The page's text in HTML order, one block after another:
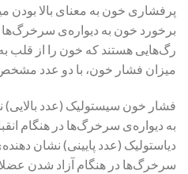
پرفشاری خون به معنای بالا بودن
برخورد خون به دیواره‌ی
رگ‌هایی هستند که خون را از قلب
میزان فشار خون، با دو عدد
فشار خون سیستولیک (عدد
به دیواره‌ی سرخرگ‌ها در هنگام
دیاستولیک (عدد پایینی) نشان
سرخرگ‌ها در هنگام آزاد شدن